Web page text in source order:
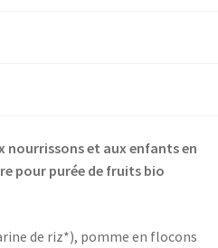
nourrissons et aux enfants en
pour purée de fruits bio
de riz*), pomme en flocons